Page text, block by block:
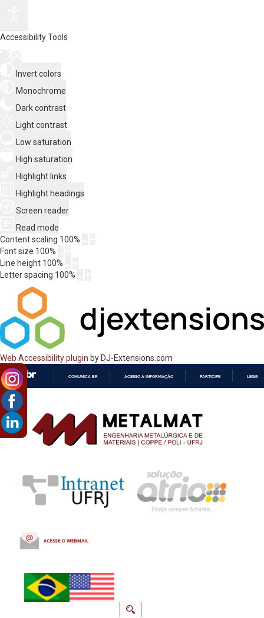
Accessibility Tools
Invert colors
Monochrome
Dark contrast
Light contrast
Low saturation
High saturation
Highlight links
Highlight headings
Screen reader
Read mode
Content scaling 100%
Font size 100%
Line height 100%
Letter spacing 100%
Web Accessibility plugin by DJ-Extensions.com
CONTEÚDO
COMUNICA BR ACESSO À INFORMAÇÃO PARTICIPE